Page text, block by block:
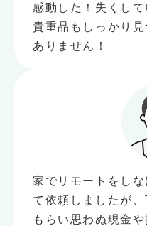
感動した！失くし
貴重品もしっかり
ありません！
家でリモートをし
て依頼しましたが
もらい思わぬ現金